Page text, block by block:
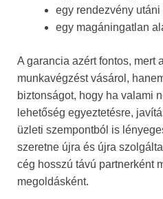
egy rendezvény utáni
egy magáningatlan
A garancia azért fontos, mert
munkavégzést vásárol,
biztonságot, hogy ha valami
lehetőség egyeztetésre,
üzleti szempontból is
szeretne újra és újra
cég hosszú távú partnerként
megoldásként.